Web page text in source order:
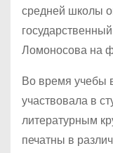
средней школы
Ломоносова на
Во время учебы
участвовала в
литературным
печатны в